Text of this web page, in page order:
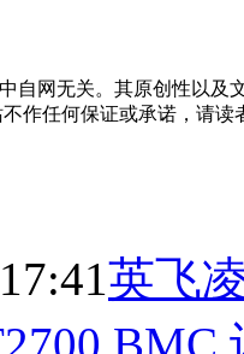
网无关。其原创性以及
作任何保证或承诺，请
英飞
BMC